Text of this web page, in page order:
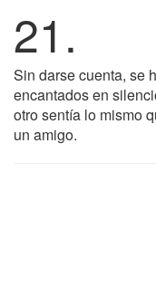
21.
Sin darse cuenta, se
encantados en
otro sentía lo mismo
un amigo.